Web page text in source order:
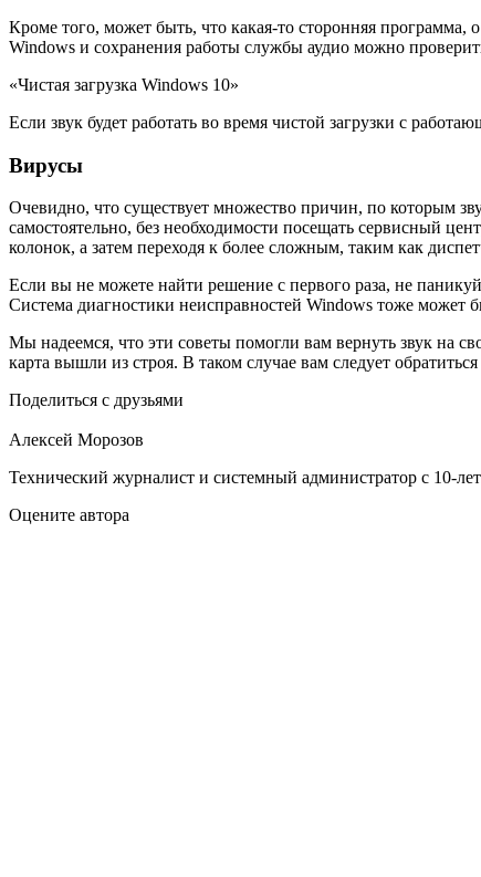
Кроме того, может быть, что какая-то сторонняя программа,
Windows и сохранения работы службы аудио можно
«Чистая загрузка Windows 10»
Если звук будет работать во время чистой загрузки с
Вирусы
Очевидно, что существует множество причин, по которым
самостоятельно, без необходимости посещать сервисный
колонок, а затем переходя к более сложным, таким как
Если вы не можете найти решение с первого раза, не
Система диагностики неисправностей Windows тоже может
Мы надеемся, что эти советы помогли вам вернуть звук на
карта вышли из строя. В таком случае вам следует
Поделиться с друзьями
Алексей Морозов
Технический журналист и системный администратор с
Оцените автора